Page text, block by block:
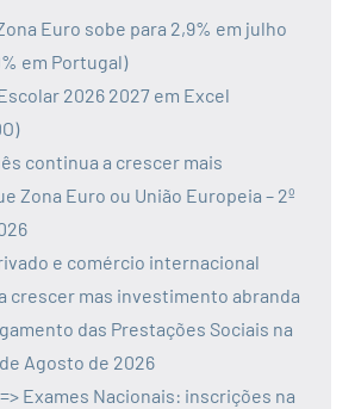
Euro sobe para 2,9% em julho
em Portugal)
2026 2027 em Excel
continua a crescer mais
Zona Euro ou União Europeia – 2º
e comércio internacional
crescer mas investimento abranda
das Prestações Sociais na
de Agosto de 2026
=> Exames Nacionais: inscrições na